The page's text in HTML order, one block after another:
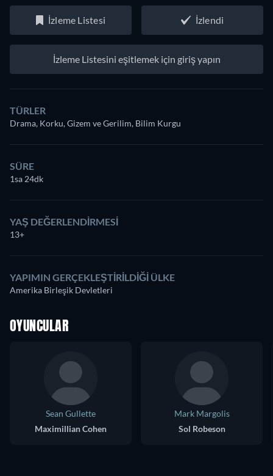
İzleme Listesi İzlendi
İzleme Listesini eşitlemek için giriş yapın
TÜRLER
Drama, Korku, Gizem ve Gerilim, Bilim Kurgu
SÜRE
1sa 24dk
YAŞ DEĞERLENDIRMESI
13+
YAPIMIN GERÇEKLEŞTIRILDIĞI ÜLKE
Amerika Birleşik Devletleri
OYUNCULAR
Sean Gullette
Maximillian Cohen
Mark Margolis
Sol Robeson